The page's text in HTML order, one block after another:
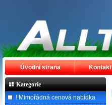
Úvodní strana Kontakt
Kategorie
! Mimořádná cenová nabídka